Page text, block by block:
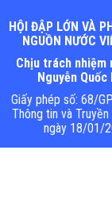
HỘI ĐẬP LỚN VÀ
NGUỒN NƯỚC
Chịu trách nhiệm
Nguyễn Quốc
Giấy phép số: 68/
Thông tin và
ngày 18/01/